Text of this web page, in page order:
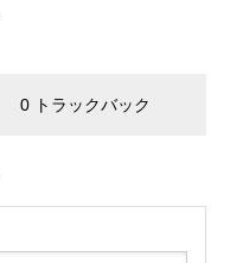
0 トラックバック